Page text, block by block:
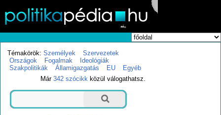
Témakörök: Személyek
Szervezetek
Országok
Fogalmak
Ideológiák
Szakpolitikák
Államigazgatás EU
Egyéb
Már342 szócikk közül válogathatsz.